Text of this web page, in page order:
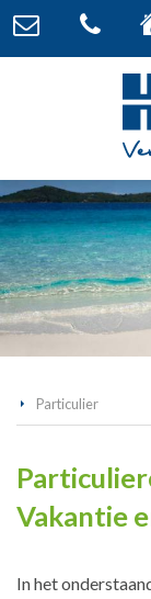
Particulier
Vakantie
In het